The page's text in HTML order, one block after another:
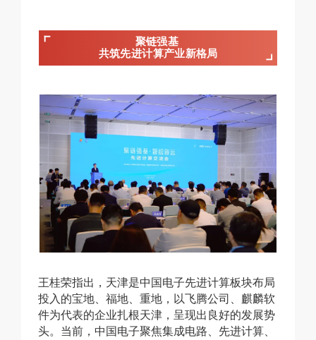
聚链强基
共筑先进计算产业新格局
王桂荣指出，天津是中国电子先进计算板块布局
投入的宝地、福地、重地，以飞腾公司、麒麟软
件为代表的企业扎根天津，呈现出良好的发展势
头。当前，中国电子聚焦集成电路、先进计算、